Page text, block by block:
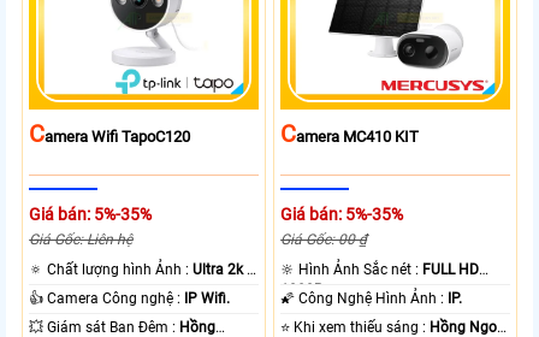
CAmera Wifi TapoC120
Giá bán: 5%-35%
Giá Gốc: Liên hệ
🔅 Chất lượng hình Ảnh :Ultra 2k +
.
👍 Camera Công nghệ :
IP Wifi.
💥 Giám sát Ban Đêm : Hồng
CAmera MC410 KIT
Giá bán: 5%-35%
Giá Gốc: 00 ₫
🔆 Hình Ảnh Sắc nét : FULL HD
1080P .
🌠 Công Nghệ Hình Ảnh :
IP.
⭐ Khi xem thiếu sáng : Hồng Ngoại